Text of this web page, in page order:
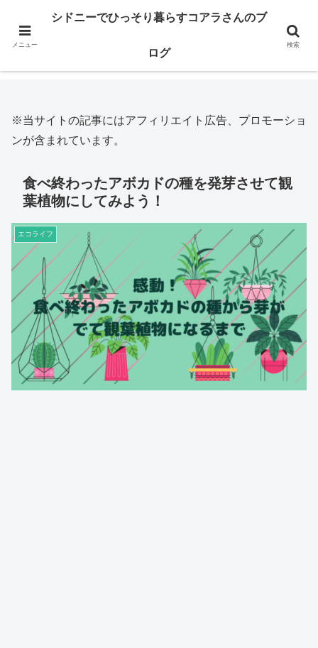
※当サイトの記事にはアフィリエイト広告、プロモーションが含まれてい
※当サイトの記事にはアフィリエイト広告、プロモーショ
ンが含まれています。
食べ終わったアボカドの種を発芽させて観
葉植物にしてみよう！
エコライフ
メニュー
シドニーでひっそり暮らすコアラさんのブ
ログ
検索